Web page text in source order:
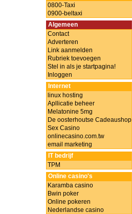
0800-Taxi
0900-beltaxi
Algemeen
Contact
Adverteren
Link aanmelden
Rubriek toevoegen
Stel in als je startpagina!
Inloggen
Internet
linux hosting
Apllicatie beheer
Melatonine 5mg
De oosterhoutse Cadeaushop
Sex Casino
onlinecasino.com.tw
email marketing
IT bedrijf
TPM
Online casino's
Karamba casino
Bwin poker
Online pokeren
Nederlandse casino